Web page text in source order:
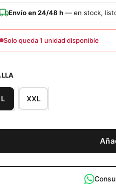
Envío en 24/48 h — en stock,
Solo queda 1 unidad disponible
L XXL